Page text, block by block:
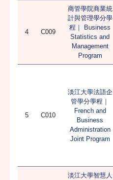
4 C009
商管學院商業統
計與管理學分學
程｜ Business
Statistics and
Management
Program
5 C010
淡江大學法語企
管學分學程｜
French and
Business
Administration
Joint Program
淡江大學智慧人